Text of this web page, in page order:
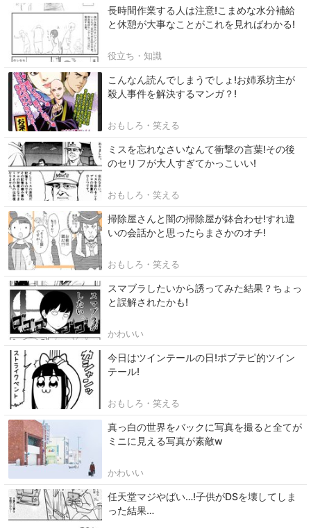
長時間作業する人は注意!こまめな水分補給
と休憩が大事なことがこれを見ればわかる!
役立ち・知識
こんなん読んでしまうでしょ!お姉系坊主が
殺人事件を解決するマンガ？!
おもしろ・笑える
ミスを忘れなさいなんて衝撃の言葉!その後
のセリフが大人すぎてかっこいい!
おもしろ・笑える
掃除屋さんと闇の掃除屋が鉢合わせ!すれ違
いの会話かと思ったらまさかのオチ!
おもしろ・笑える
スマブラしたいから誘ってみた結果？ちょっ
と誤解されたかも!
かわいい
今日はツインテールの日!ポプテピ的ツイン
テール!
おもしろ・笑える
真っ白の世界をバックに写真を撮ると全てが
ミニに見える写真が素敵w
かわいい
任天堂マジやばい…!子供がDSを壊してしま
った結果…